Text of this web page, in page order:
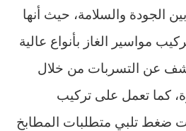
الجودة والسلامة، حيث أنها
مواسير الغاز بأنواع عالية
عن التسربات من خلال
كما تعمل على تركيب
ضغط تلبي متطلبات المطابخ